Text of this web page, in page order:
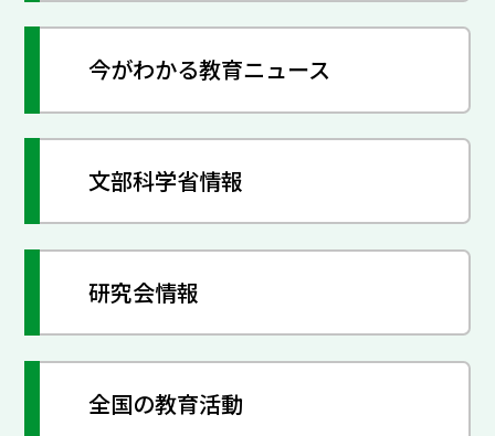
今がわかる教育ニュース
文部科学省情報
研究会情報
全国の教育活動